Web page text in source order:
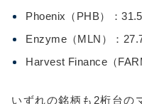
Phoenix（PHB）：
Enzyme（MLN）：
Harvest Finance（
いずれの銘柄も2桁台の